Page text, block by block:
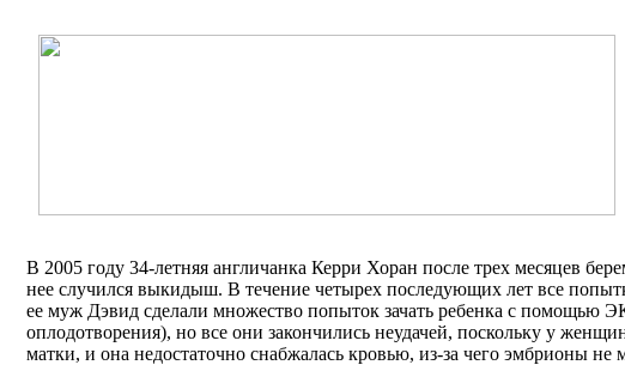
В 2005 году 34-летняя англичанка Керри Хоран после трех месяцев
нее случился выкидыш. В течение четырех последующих лет все
ее муж Дэвид сделали множество попыток зачать ребенка с помощью
оплодотворения), но все они закончились неудачей, поскольку у
матки, и она недостаточно снабжалась кровью, из-за чего эмбрионы не